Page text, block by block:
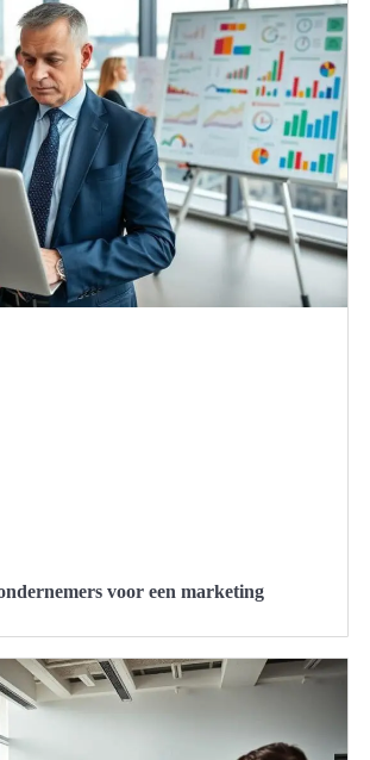
voor een marketing